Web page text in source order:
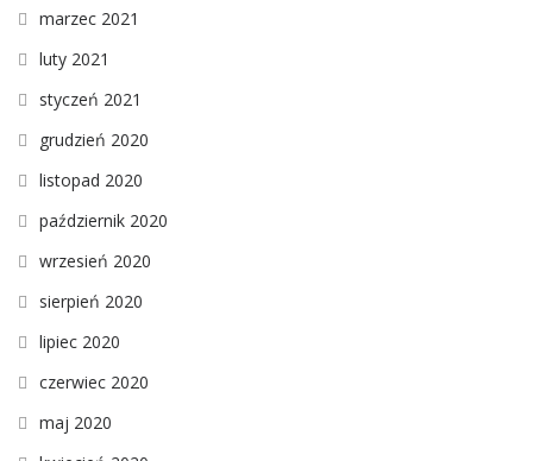
marzec 2021
luty 2021
styczeń 2021
grudzień 2020
listopad 2020
październik 2020
wrzesień 2020
sierpień 2020
lipiec 2020
czerwiec 2020
maj 2020